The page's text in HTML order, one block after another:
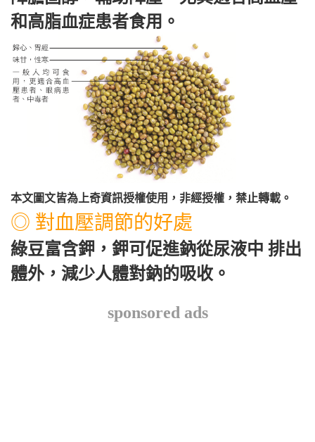
和高脂血症患者食用。
本文圖文皆為上奇資訊授權使用，非經授權，禁止轉載。
◎ 對血壓調節的好處
綠豆富含鉀，鉀可促進鈉從尿液中 排出
體外，減少人體對鈉的吸收。
sponsored ads